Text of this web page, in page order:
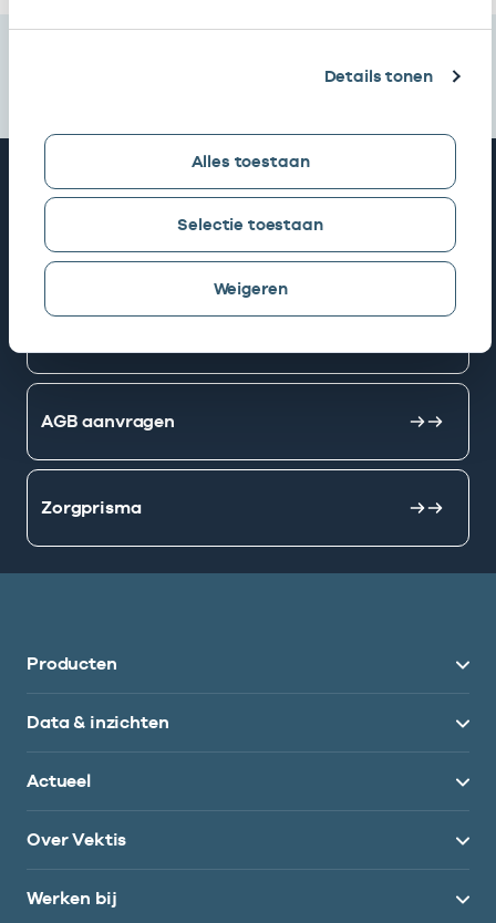
Details tonen
Alles toestaan
Selectie toestaan
Weigeren
Snel naar
AGB zoeken
AGB aanvragen
Zorgprisma
Producten
Data & inzichten
Actueel
Over Vektis
Werken bij